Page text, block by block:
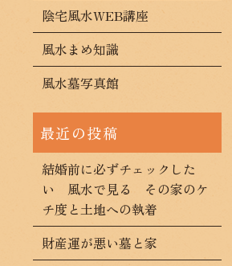
陰宅風水WEB講座
風水まめ知識
風水墓写真館
結婚前に必ずチェックした
い 風水で見る その家のケ
チ度と土地への執着
財産運が悪い墓と家